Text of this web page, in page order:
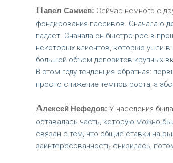
Павел Самиев: Сейчас немного с
фондирования пассивов. Сначала о
падает. Сначала он быстро рос в
некоторых клиентов, которые ушли
большой объем депозитов крупных
В этом году тенденция обратная:
просто снижение темпов роста, а
Алексей Нефедов: У населения
оставалась часть, которую можно
связан с тем, что общие ставки на
заинтересованность снизилась,